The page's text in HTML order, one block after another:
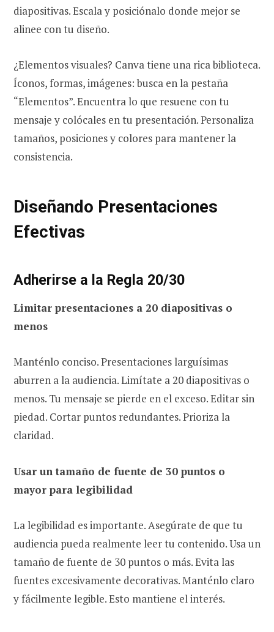
diapositivas. Escala y posiciónalo donde mejor se
alinee con tu diseño.
¿Elementos visuales? Canva tiene una rica biblioteca.
Íconos, formas, imágenes: busca en la pestaña
“Elementos”. Encuentra lo que resuene con tu
mensaje y colócales en tu presentación. Personaliza
tamaños, posiciones y colores para mantener la
consistencia.
Diseñando Presentaciones
Efectivas
Adherirse a la Regla 20/30
Limitar presentaciones a 20 diapositivas o
menos
Manténlo conciso. Presentaciones larguísimas
aburren a la audiencia. Limítate a 20 diapositivas o
menos. Tu mensaje se pierde en el exceso. Editar sin
piedad. Cortar puntos redundantes. Prioriza la
claridad.
Usar un tamaño de fuente de 30 puntos o
mayor para legibilidad
La legibilidad es importante. Asegúrate de que tu
audiencia pueda realmente leer tu contenido. Usa un
tamaño de fuente de 30 puntos o más. Evita las
fuentes excesivamente decorativas. Manténlo claro
y fácilmente legible. Esto mantiene el interés.